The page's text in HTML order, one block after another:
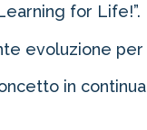
for Life!”.
evoluzione
in
2 omaggi e 1 Novità!
OFFERTA